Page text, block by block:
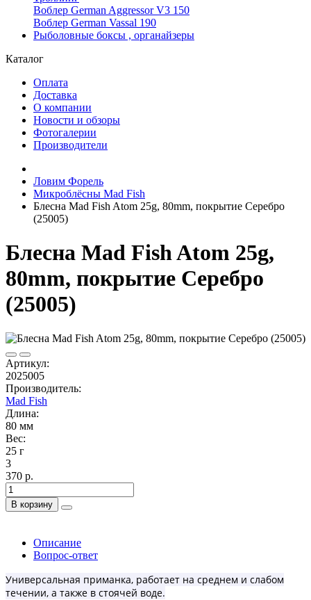
Воблер German Aggressor V3 150
Воблер German Vassal 190
Рыболовные боксы , органайзеры
Каталог
Оплата
Доставка
О компании
Новости и обзоры
Фотогалерии
Производители
Ловим Форель
Микроблёсны Mad Fish
Блесна Mad Fish Atom 25g, 80mm, покрытие Серебро
(25005)
Блесна Mad Fish Atom 25g,
80mm, покрытие Серебро
(25005)
Артикул:
2025005
Производитель:
Mad Fish
Длина:
80 мм
Вес:
25 г
3
370 р.
В корзину
Описание
Вопрос-ответ
Универсальная приманка, работает на среднем и слабом
течении, а также в стоячей воде.